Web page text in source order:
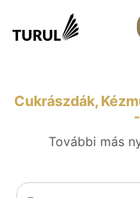
Cukrászdák,
További más